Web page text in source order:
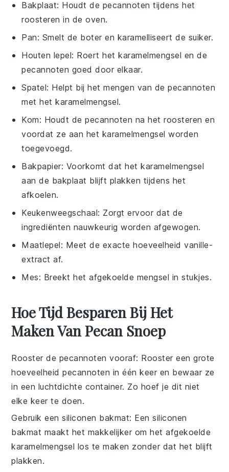
Bakplaat: Houdt de pecannoten tijdens het
roosteren in de oven.
Pan: Smelt de boter en karamelliseert de suiker.
Houten lepel: Roert het karamelmengsel en de
pecannoten goed door elkaar.
Spatel: Helpt bij het mengen van de pecannoten
met het karamelmengsel.
Kom: Houdt de pecannoten na het roosteren en
voordat ze aan het karamelmengsel worden
toegevoegd.
Bakpapier: Voorkomt dat het karamelmengsel
aan de bakplaat blijft plakken tijdens het
afkoelen.
Keukenweegschaal: Zorgt ervoor dat de
ingrediënten nauwkeurig worden afgewogen.
Maatlepel: Meet de exacte hoeveelheid vanille-
extract af.
Mes: Breekt het afgekoelde mengsel in stukjes.
Hoe Tijd Besparen Bij Het
Maken Van Pecan Snoep
Rooster de pecannoten vooraf: Rooster een grote
hoeveelheidpecannoten in één keer en bewaar ze
in een luchtdichte container. Zo hoef je dit niet
elke keer te doen.
Gebruik een siliconen bakmat: Een siliconen
bakmat maakt het makkelijker om het afgekoelde
karamelmengsel los te maken zonder dat het blijft
plakken.